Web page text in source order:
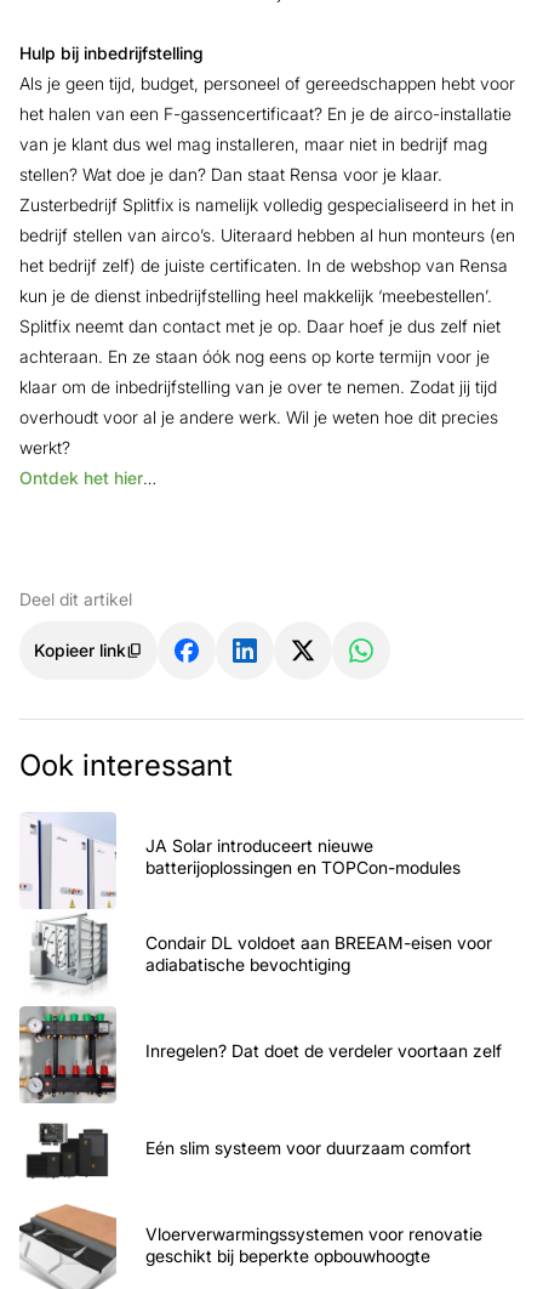
Hulp bij inbedrijfstelling
Als je geen tijd, budget, personeel of gereedschappen hebt voor
het halen van een F-gassencertificaat? En je de airco-installatie
van je klant dus wel mag installeren, maar niet in bedrijf mag
stellen? Wat doe je dan? Dan staat Rensa voor je klaar.
Zusterbedrijf Splitfix is namelijk volledig gespecialiseerd in het in
bedrijf stellen van airco’s. Uiteraard hebben al hun monteurs (en
het bedrijf zelf) de juiste certificaten. In de webshop van Rensa
kun je de dienst inbedrijfstelling heel makkelijk ‘meebestellen’.
Splitfix neemt dan contact met je op. Daar hoef je dus zelf niet
achteraan. En ze staan óók nog eens op korte termijn voor je
klaar om de inbedrijfstelling van je over te nemen. Zodat jij tijd
overhoudt voor al je andere werk. Wil je weten hoe dit precies
werkt?
Ontdek het hier…
Deel dit artikel
Kopieer link
Ook interessant
JA Solar introduceert nieuwe
batterijoplossingen en TOPCon-modules
Condair DL voldoet aan BREEAM-eisen voor
adiabatische bevochtiging
Inregelen? Dat doet de verdeler voortaan zelf
Eén slim systeem voor duurzaam comfort
Vloerverwarmingssystemen voor renovatie
geschikt bij beperkte opbouwhoogte